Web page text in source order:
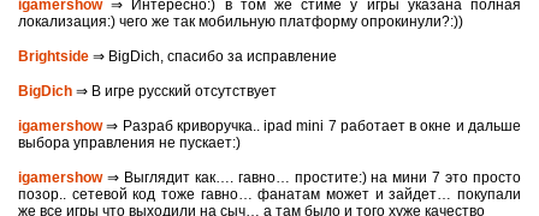
igamershow⇒ Интересно:) в том же стиме у игры указана полная
локализация:) чего же так мобильную платформу опрокинули?:))
Brightside ⇒ BigDich, спасибо за исправление
BigDich ⇒ В игре русский отсутствует
igamershow⇒ Разраб криворучка.. ipad mini 7 работает в окне и дальше
выбора управления не пускает:)
igamershow⇒ Выглядит как…. гавно… простите:) на мини 7 это просто
позор.. сетевой код тоже гавно… фанатам может и зайдет… покупали
же все игры что выходили на сыч… а там было и того хуже качество